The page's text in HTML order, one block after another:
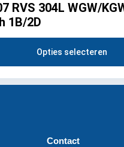
RVS 304L WGW/
1B/2D
Opties selecteren
Contact